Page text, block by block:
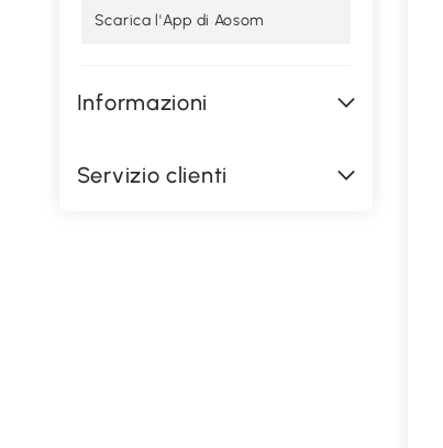
Scarica l'App di Aosom
Informazioni
Servizio clienti